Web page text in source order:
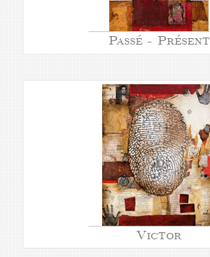
Passé - Présent
Victor